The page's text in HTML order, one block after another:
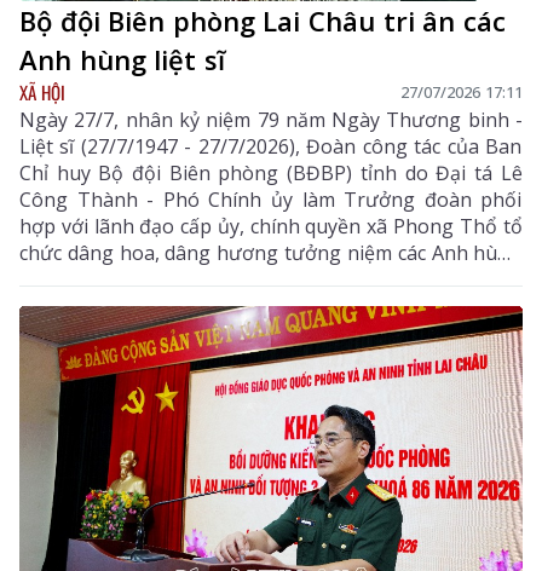
Bộ đội Biên phòng Lai Châu tri ân các
Anh hùng liệt sĩ
XÃ HỘI 27/07/2026 17:11
Ngày 27/7, nhân kỷ niệm 79 năm Ngày Thương binh -
Liệt sĩ (27/7/1947 - 27/7/2026), Đoàn công tác của Ban
Chỉ huy Bộ đội Biên phòng (BĐBP) tỉnh do Đại tá Lê
Công Thành - Phó Chính ủy làm Trưởng đoàn phối
hợp với lãnh đạo cấp ủy, chính quyền xã Phong Thổ tổ
chức dâng hoa, dâng hương tưởng niệm các Anh hùng
liệt sĩ tại Nhà bia ghi danh các Anh hùng liệt sĩ khu vực
Ma Li Pho và Huổi Luông.